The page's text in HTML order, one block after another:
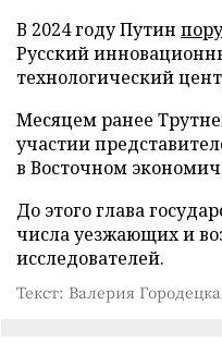
В 2024 году Путин
Русский
технологический
Месяцем ранее
участии
в Восточном
До этого глава
числа уезжающих и
исследователей.
Текст: Валерия